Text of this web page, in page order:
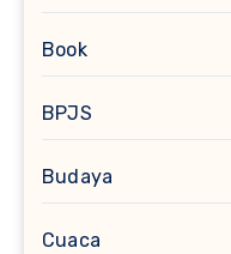
Book
BPJS
Budaya
Cuaca